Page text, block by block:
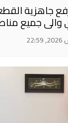
جاهزية
جميع